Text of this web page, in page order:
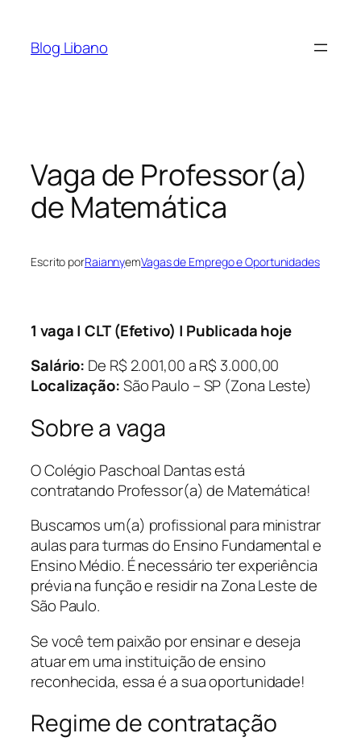
Blog Libano
Vaga de Professor(a)
de Matemática
Escrito porRaiannyemVagas de Emprego e Oportunidades
1 vaga | CLT (Efetivo) | Publicada hoje
Salário: De R$ 2.001,00 a R$ 3.000,00
Localização:São Paulo – SP (Zona Leste)
Sobre a vaga
O Colégio Paschoal Dantas está
contratando Professor(a) de Matemática!
Buscamos um(a) profissional para ministrar
aulas para turmas do Ensino Fundamental e
Ensino Médio. É necessário ter experiência
prévia na função e residir na Zona Leste de
São Paulo.
Se você tem paixão por ensinar e deseja
atuar em uma instituição de ensino
reconhecida, essa é a sua oportunidade!
Regime de contratação